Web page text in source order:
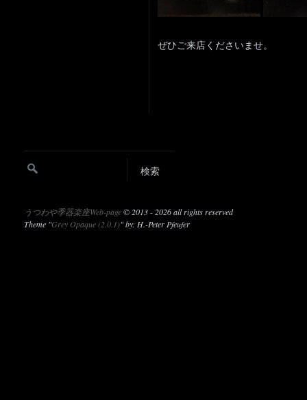
ぜひご来店くださいませ。
うつわや季器楽座Web-page© 2013 - 2026 all rights reserved
Theme "Grey Opaque (2.0.1)" by: H.-Peter Pfeufer